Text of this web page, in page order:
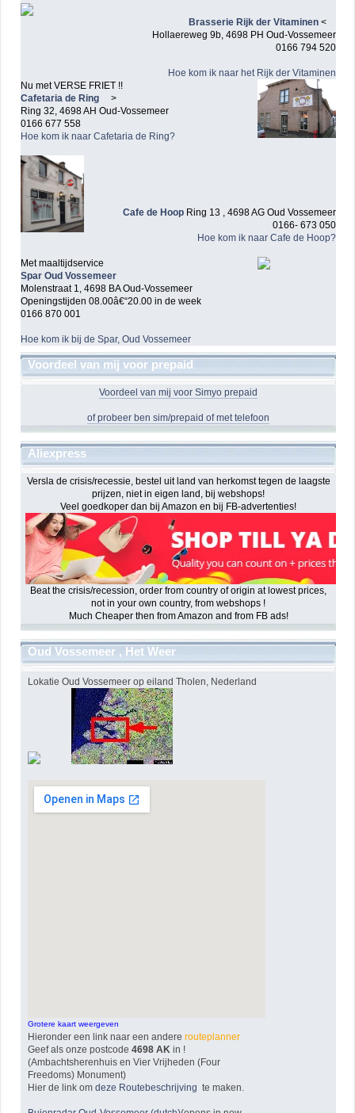
Brasserie Rijk der Vitaminen <
Hollaereweg 9b, 4698 PH Oud-Vossemeer
0166 794 520
Hoe kom ik naar het Rijk der Vitaminen
Nu met VERSE FRIET !!
Cafetaria de Ring
>
Ring 32, 4698 AH Oud-Vossemeer
0166 677 558
Hoe kom ik naar Cafetaria de Ring?
Cafe de Hoop Ring 13 , 4698 AG Oud Vossemeer
0166- 673 050
Hoe kom ik naar Cafe de Hoop?
Met maaltijdservice
Spar Oud Vossemeer
Molenstraat 1, 4698 BA Oud-Vossemeer
Openingstijden 08.00â€“20.00 in de week
0166 870 001
Hoe kom ik bij de Spar, Oud Vossemeer
Voordeel van mij voor prepaid
Voordeel van mij voor Simyo prepaid
of probeer ben sim/prepaid of met telefoon
Aliexpress
Versla de crisis/recessie, bestel uit land van herkomst tegen de laagste
prijzen, niet in eigen land, bij webshops!
Veel goedkoper dan bij Amazon en bij FB-advertenties!
Beat the crisis/recession, order from country of origin at lowest prices,
not in your own country, from webshops !
Much Cheaper then from Amazon and from FB ads!
Oud Vossemeer , Het Weer
Lokatie Oud Vossemeer op eiland Tholen, Nederland
Grotere kaart weergeven
Hieronder een link naar een andere routeplanner
Geef als onze postcode4698 AK in !
(Ambachtsherenhuis en Vier Vrijheden (Four
Freedoms) Monument)
Hier de link omdeze Routebeschrijving te maken.